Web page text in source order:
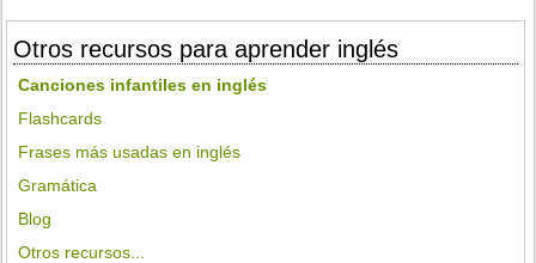
Otros recursos para aprender inglés
Canciones infantiles en inglés
Flashcards
Frases más usadas en inglés
Gramática
Blog
Otros recursos...